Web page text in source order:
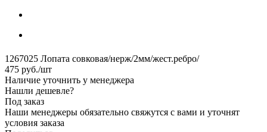
1267025 Лопата совковая/нерж/2мм/жест.ребро/
475 руб./шт
Наличие уточнить у менеджера
Нашли дешевле?
Под заказ
Наши менеджеры обязательно свяжутся с вами и уточнят
условия заказа